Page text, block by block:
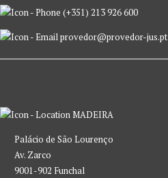
(+351) 213 926 600
provedor@provedor-jus.pt
MADEIRA
Palácio de São Lourenço
Av. Zarco
9001-902 Funchal